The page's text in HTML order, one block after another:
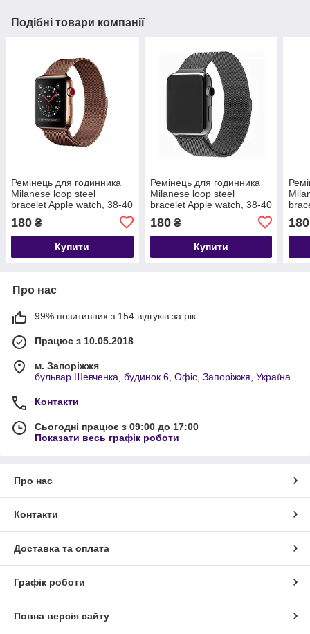
Подібні товари компанії
Ремінець для годинника
Milanese loop steel
bracelet Apple watch, 38-40
180 ₴
Купити
Ремінець для годинника
Milanese loop steel
bracelet Apple watch, 38-40
180₴
Купити
180
Про нас
99% позитивних з 154 відгуків за рік
Працює з 10.05.2018
м. Запоріжжя
бульвар Шевченка, будинок 6, Офіс, Запоріжжя, Україна
Контакти
Сьогодні працює з 09:00 до 17:00
Показати весь графік роботи
Про нас
Контакти
Доставка та оплата
Графік роботи
Повна версія сайту